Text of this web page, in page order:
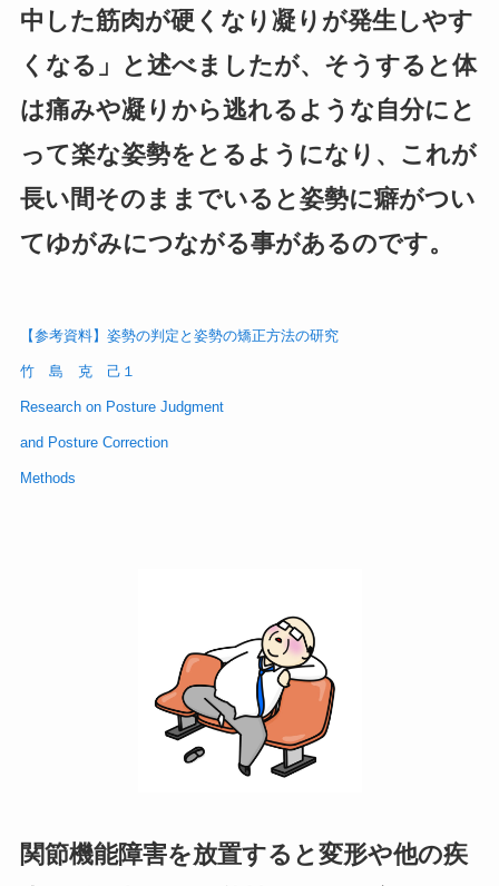
中した筋肉が硬くなり凝りが発生しやす
くなる」と述べましたが、そうすると体
は痛みや凝りから逃れるような自分にと
って楽な姿勢をとるようになり、これが
長い間そのままでいると姿勢に癖がつい
てゆがみにつながる事があるのです。
【参考資料】姿勢の判定と姿勢の矯正方法の研究
竹 島 克 己１
Research on Posture Judgment
and Posture Correction
Methods
関節機能障害を放置すると変形や他の疾